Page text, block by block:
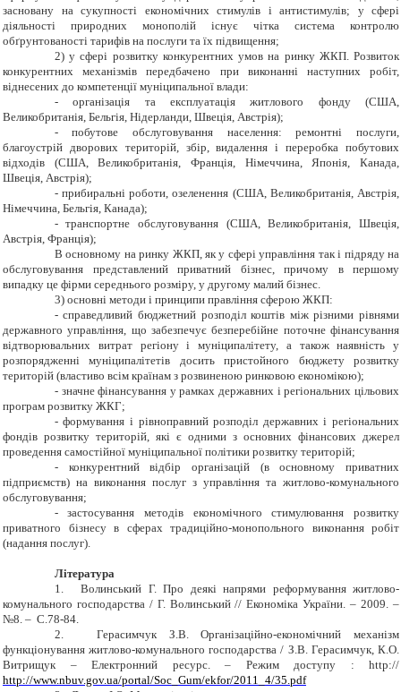
засновану на сукупності економічних стимулів і антистимулів; у сфері
діяльності природних монополій існує чітка система контролю
обґрунтованості тарифів на послуги та їх підвищення;
2) у сфері розвитку конкурентних умов на ринку ЖКП. Розвиток
конкурентних механізмів передбачено при виконанні наступних робіт,
віднесених до компетенції муніципальної влади:
- організація та експлуатація житлового фонду (США,
Великобританія, Бельгія, Нідерланди, Швеція, Австрія);
- побутове обслуговування населення: ремонтні послуги,
благоустрій дворових територій, збір, видалення і переробка побутових
відходів (США, Великобританія, Франція, Німеччина, Японія, Канада,
Швеція, Австрія);
- прибиральні роботи, озеленення (США, Великобританія, Австрія,
Німеччина, Бельгія, Канада);
- транспортне обслуговування (США, Великобританія, Швеція,
Австрія, Франція);
В основному на ринку ЖКП, як у сфері управління так і підряду на
обслуговування представлений приватний бізнес, причому в першому
випадку це фірми середнього розміру, у другому малий бізнес.
3) основні методи і принципи правління сферою ЖКП:
- справедливий бюджетний розподіл коштів між різними рівнями
державного управління, що забезпечує безперебійне поточне фінансування
відтворювальних витрат регіону і муніципалітету, а також наявність у
розпорядженні муніципалітетів досить пристойного бюджету розвитку
територій (властиво всім країнам з розвиненою ринковою економікою);
- значне фінансування у рамках державних і регіональних цільових
програм розвитку ЖКГ;
- формування і рівноправний розподіл державних і регіональних
фондів розвитку територій, які є одними з основних фінансових джерел
проведення самостійної муніципальної політики розвитку територій;
- конкурентний відбір організацій (в основному приватних
підприємств) на виконання послуг з управління та житлово-комунального
обслуговування;
- застосування методів економічного стимулювання розвитку
приватного бізнесу в сферах традиційно-монопольного виконання робіт
(надання послуг).
Література
1.
Волинський Г. Про деякі напрями реформування житлово-
комунального господарства / Г. Волинський // Економіка України. – 2009. –
№8. – С.78-84.
2.
Герасимчук З.В. Організаційно-економічний механізм
функціонування житлово-комунального господарства / З.В. Герасимчук, К.О.
Витрищук – Електронний ресурс. – Режим доступу : http://
http://www.nbuv.gov.ua/portal/Soc_Gum/ekfor/2011_4/35.pdf